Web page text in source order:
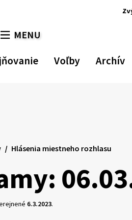
PREPNÚŤ
MENU
Voľby Archív
Hlásenia miestneho rozhlasu
6.3.2023.